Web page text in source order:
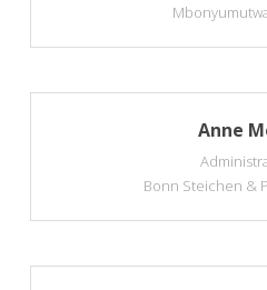
Anne
Bonn Steichen &